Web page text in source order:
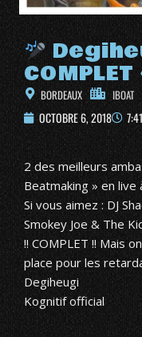
COMPLET
BORDEAUX IBOAT
OCTOBRE 6, 2018
2 des meilleurs
Beatmaking » en live
Si vous aimez : DJ
Smokey Joe & The
!! COMPLET !! Mais
place pour les
Degiheugi
Kognitif official